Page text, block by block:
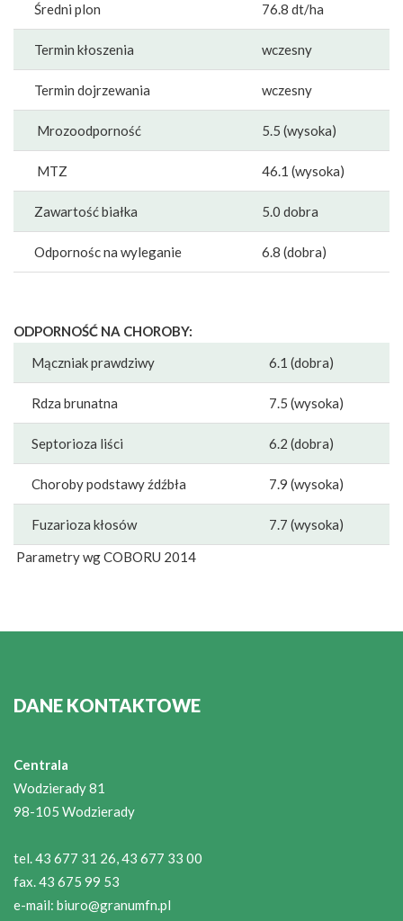
Średni plon 76.8 dt/ha
Termin kłoszenia wczesny
Termin dojrzewania wczesny
Mrozoodporność 5.5 (wysoka)
MTZ 46.1 (wysoka)
Zawartość białka 5.0 dobra
Odpornośc na wyleganie 6.8 (dobra)
ODPORNOŚĆ NA CHOROBY:
Mączniak prawdziwy
6.1 (dobra)
Rdza brunatna 7.5 (wysoka)
Septorioza liści 6.2 (dobra)
Choroby podstawy źdźbła 7.9 (wysoka)
Fuzarioza kłosów
7.7 (wysoka)
Parametry wg COBORU 2014
DANE KONTAKTOWE
Centrala
Wodzierady 81
98-105 Wodzierady
tel. 43 677 31 26, 43 677 33 00
fax. 43 675 99 53
e-mail: biuro@granumfn.pl